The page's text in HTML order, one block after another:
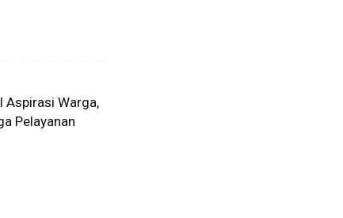
Aspirasi Warga,
Pelayanan